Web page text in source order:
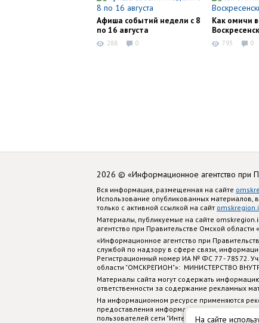
На сайте
Афиша событий недели с 8
по 16 августа
288 0
Как омичи
793 0
2026 © «Информационное агентство при
Вся информация, размещенная на сайте
Использование опубликованных материалов,
только с активной ссылкой на сайт
Материалы, публикуемые на сайте
агентство при Правительстве Омской
«Информационное агентство при
службой по надзору в сфере связи,
Регистрационный номер ИА № ФС 77 - 78572.
области "ОМСКРЕГИОН"»: МИНИСТЕРСТВО
Материалы сайта могут содержать
ответственности за содержание рекламных
На информационном ресурсе применяются
предоставления информации на основе
пользователей сети "Интернет", находящихся